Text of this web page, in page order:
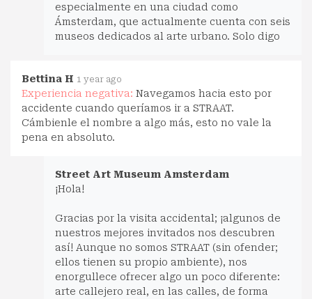
especialmente en una ciudad como
Ámsterdam, que actualmente cuenta con seis
museos dedicados al arte urbano. Solo digo
Bettina H 1 year ago
Experiencia negativa: Navegamos hacia esto por
accidente cuando queríamos ir a STRAAT.
Cámbienle el nombre a algo más, esto no vale la
pena en absoluto.
Street Art Museum Amsterdam
¡Hola!
Gracias por la visita accidental; ¡algunos de
nuestros mejores invitados nos descubren
así! Aunque no somos STRAAT (sin ofender;
ellos tienen su propio ambiente), nos
enorgullece ofrecer algo un poco diferente:
arte callejero real, en las calles, de forma